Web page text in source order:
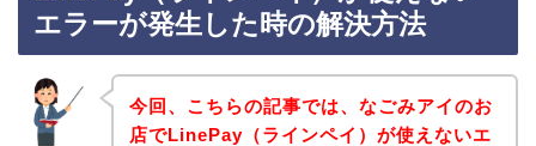
エラーが発生した時の解決方法
今回、こちらの記事では、なごみアイのお
店でLinePay（ラインペイ）が使えないエ